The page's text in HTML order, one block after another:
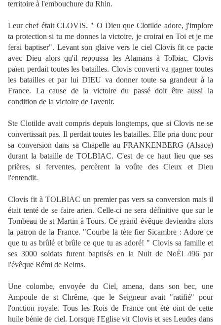
territoire à l'embouchure du Rhin.
Leur chef était CLOVIS. " O Dieu que Clotilde adore, j'implore
ta protection si tu me donnes la victoire, je croirai en Toi et je me
ferai baptiser". Levant son glaive vers le ciel Clovis fit ce pacte
avec Dieu alors qu'il repoussa les Alamans à Tolbiac. Clovis
païen perdait toutes les batailles. Clovis converti va gagner toutes
les batailles et par lui DIEU va donner toute sa grandeur à la
France. La cause de la victoire du passé doit être aussi la
condition de la victoire de l'avenir.
Ste Clotilde avait compris depuis longtemps, que si Clovis ne se
convertissait pas. Il perdait toutes les batailles. Elle pria donc pour
sa conversion dans sa Chapelle au FRANKENBERG (Alsace)
durant la bataille de TOLBIAC. C'est de ce haut lieu que ses
prières, si ferventes, percèrent la voûte des Cieux et Dieu
l'entendit.
Clovis fit à TOLBIAC un premier pas vers sa conversion mais il
était tenté de se faire arien. Celle-ci ne sera définitive que sur le
Tombeau de st Martin à Tours. Ce grand évêque deviendra alors
la patron de la France. "Courbe la tète fier Sicambre : Adore ce
que tu as brûlé et brûle ce que tu as adoré! " Clovis sa famille et
ses 3000 soldats furent baptisés en la Nuit de NoËl 496 par
l'évêque Rémi de Reims.
Une colombe, envoyée du Ciel, amena, dans son bec, une
Ampoule de st Chrême, que le Seigneur avait "ratifié" pour
l'onction royale. Tous les Rois de France ont été oint de cette
huile bénie de ciel. Lorsque l'Eglise vit Clovis et ses Leudes dans